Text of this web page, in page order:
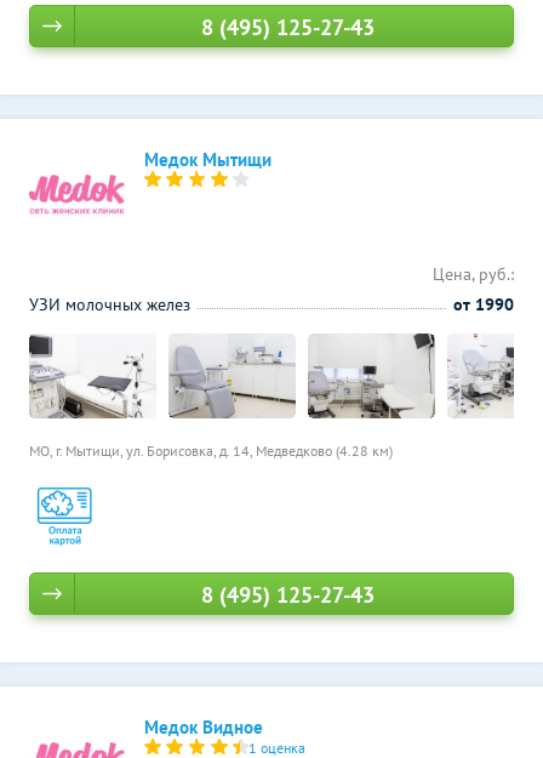
8 (495) 125-27-43
Медок Мытищи
МО, г. Мытищи, ул. Борисовка, д. 14, Медведково (4.28 км)
Цена, руб.:
УЗИ молочных желез
от 1990
8 (495) 125-27-43
Медок Видное
1 оценка